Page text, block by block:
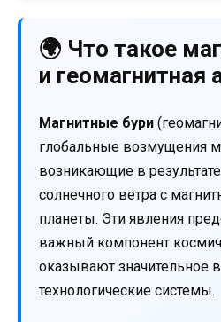
🌍 Что такое
и геомагнитная
Магнитные бури
глобальные возмущения
возникающие в
солнечного ветра с
планеты. Эти явления
важный компонент
оказывают значительное
технологические системы.